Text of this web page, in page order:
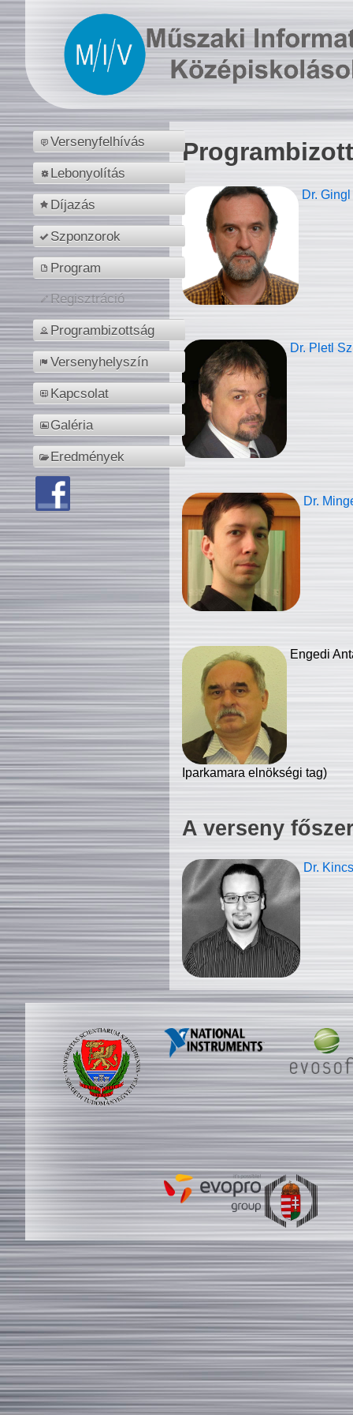
Versenyfelhívás
Lebonyolítás
Díjazás
Szponzorok
Program
Regisztráció
Programbizottság
Versenyhelyszín
Kapcsolat
Galéria
Eredmények
Dr.
Dr. Pletl
Dr.
Engedi
Iparkamara elnökségi tag)
A verseny
Dr.